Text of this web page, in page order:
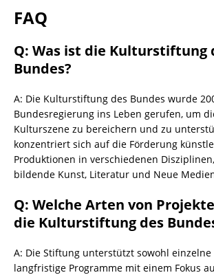
FAQ
Q: Was ist die Kulturstiftung
Bundes?
A: Die Kulturstiftung des Bundes wurde
Bundesregierung ins Leben gerufen, um
Kulturszene zu bereichern und zu
konzentriert sich auf die Förderung
Produktionen in verschiedenen
bildende Kunst, Literatur und Neue
Q: Welche Arten von
die Kulturstiftung des
A: Die Stiftung unterstützt sowohl einzelne
langfristige Programme mit einem Fokus